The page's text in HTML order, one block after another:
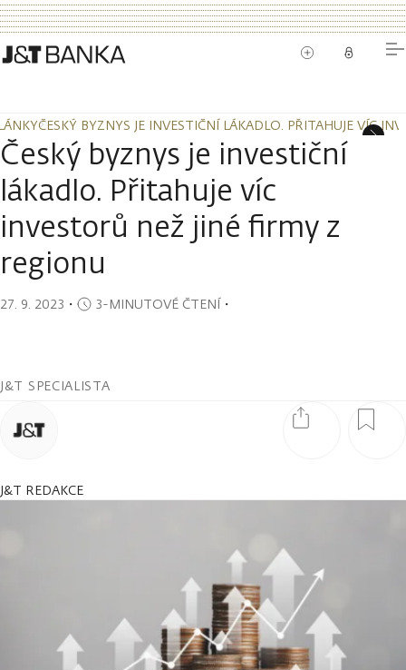
ČESKÝ BYZNYS JE INVESTIČNÍ LÁKADLO. PŘITAHUJE VÍC
ČESKÝ BYZNYS JE INVESTIČNÍ LÁKADLO. PŘITAHUJE VÍC
Český byznys je investiční
lákadlo. Přitahuje víc
investorů než jiné firmy z
regionu
27. 9. 2023 ・ 3-MINUTOVÉ ČTENÍ・
J&T SPECIALISTA
J&T REDAKCE